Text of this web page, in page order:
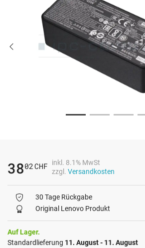
3802CHF
inkl. 8.1% MwSt
zzgl. Versandkosten
30 Tage Rückgabe
Original Lenovo Produkt
Auf Lager.
Standardlieferung 11. August - 11. August